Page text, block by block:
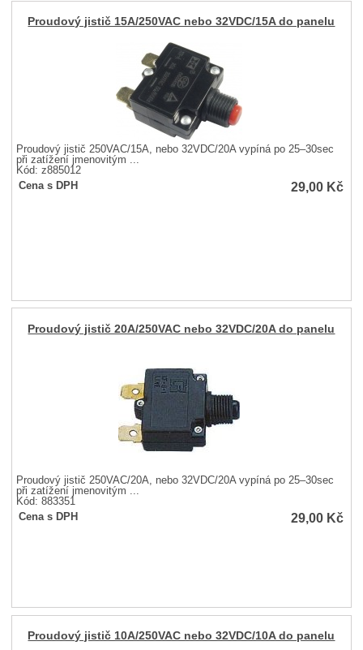
Proudový jistič 15A/250VAC nebo 32VDC/15A do panelu
Proudový jistič 250VAC/15A, nebo 32VDC/20A vypíná po 25–30sec
při zatížení jmenovitým ...
Kód: z885012
Cena s DPH
29,00 Kč
Proudový jistič 20A/250VAC nebo 32VDC/20A do panelu
Proudový jistič 250VAC/20A, nebo 32VDC/20A vypíná po 25–30sec
při zatížení jmenovitým ...
Kód: 883351
Cena s DPH
29,00 Kč
Proudový jistič 10A/250VAC nebo 32VDC/10A do panelu